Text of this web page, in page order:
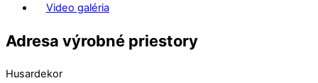
Video galéria
Adresa výrobné priestory
Husardekor